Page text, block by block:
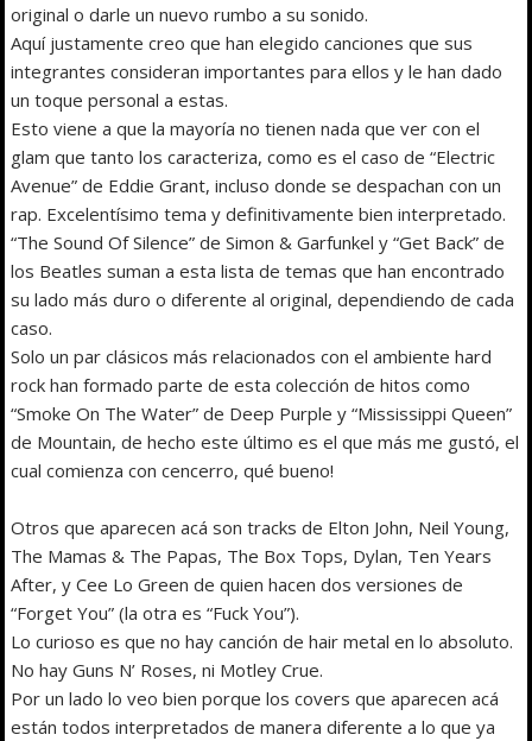
original o darle un nuevo rumbo a su sonido.
Aquí justamente creo que han elegido canciones que sus
integrantes consideran importantes para ellos y le han dado
un toque personal a estas.
Esto viene a que la mayoría no tienen nada que ver con el
glam que tanto los caracteriza, como es el caso de “Electric
Avenue” de Eddie Grant, incluso donde se despachan con un
rap. Excelentísimo tema y definitivamente bien interpretado.
“The Sound Of Silence” de Simon & Garfunkel y “Get Back” de
los Beatles suman a esta lista de temas que han encontrado
su lado más duro o diferente al original, dependiendo de cada
caso.
Solo un par clásicos más relacionados con el ambiente hard
rock han formado parte de esta colección de hitos como
“Smoke On The Water” de Deep Purple y “Mississippi Queen”
de Mountain, de hecho este último es el que más me gustó, el
cual comienza con cencerro, qué bueno!
Otros que aparecen acá son tracks de Elton John, Neil Young,
The Mamas & The Papas, The Box Tops, Dylan, Ten Years
After, y Cee Lo Green de quien hacen dos versiones de
“Forget You” (la otra es “Fuck You”).
Lo curioso es que no hay canción de hair metal en lo absoluto.
No hay Guns N’ Roses, ni Motley Crue.
Por un lado lo veo bien porque los covers que aparecen acá
están todos interpretados de manera diferente a lo que ya